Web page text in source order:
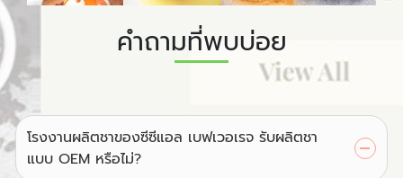
คำถามที่พบบ่อย
โรงงานผลิตชาของซีซีแอล เบฟเวอเรจ รับผลิตชา
แบบ OEM หรือไม่?